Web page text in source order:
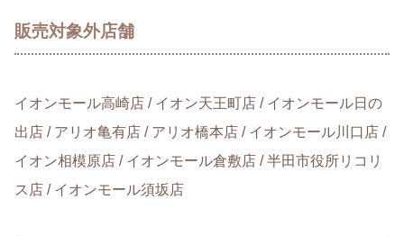
販売対象外店舗
イオンモール高崎店 / イオン天王町店 / イオンモール日の
出店 / アリオ亀有店 / アリオ橋本店 / イオンモール川口店 /
イオン相模原店 / イオンモール倉敷店 / 半田市役所リコリ
ス店 / イオンモール須坂店